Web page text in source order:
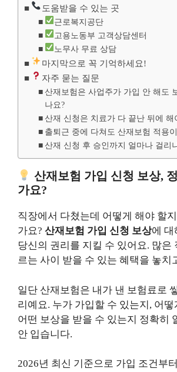
도움받을 수 있는 곳
근로복지공단
고용노동부 고객상담센터
노무사 무료 상담
마지막으로 꼭 기억하세요!
자주 묻는 질문
산재보험은 사업주가 가입 안 해도
나요?
산재 신청은 치료가 다 끝난 뒤에 해
출퇴근 중에 다쳐도 산재보험 적용
산재 신청 후 승인까지 얼마나 걸리
산재보험 가입 신청 보상,
가요?
직장에서 다쳤는데 어떻게 해야 할
가요? 산재보험 가입 신청 보상에 대
당신의 권리를 지킬 수 있어요. 많은
르는 사이 받을 수 있는 혜택을 놓치
일단 산재보험은 내가 낸 보험료로
리예요. 누가 가입할 수 있는지, 어
어떤 보상을 받을 수 있는지 정확히
안 입습니다.
2026년 최신 기준으로 가입 조건부